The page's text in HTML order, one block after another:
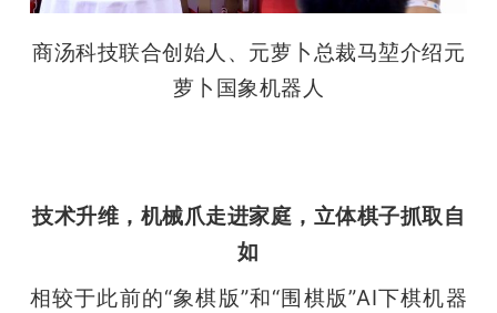
商汤科技联合创始人、元萝卜总裁马堃介绍元
萝卜国象机器人
技术升维，机械爪走进家庭，立体棋子抓取自
如
相较于此前的“象棋版”和“围棋版”AI下棋机器